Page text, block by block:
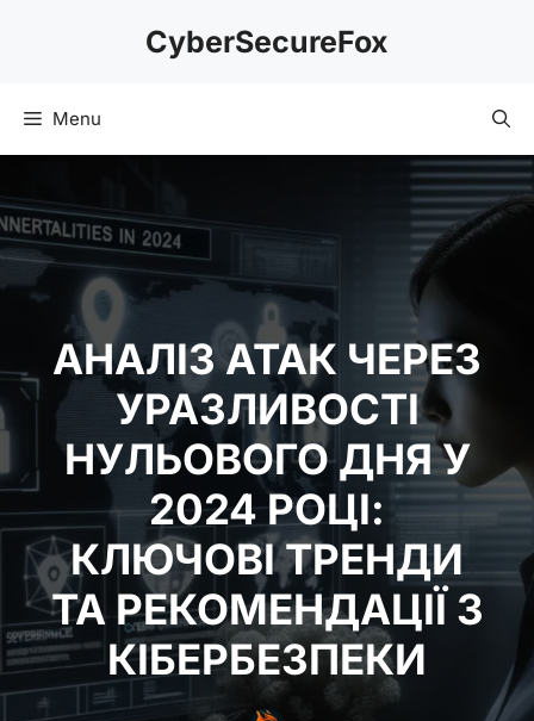
CyberSecureFox
Menu
АНАЛІЗ АТАК ЧЕРЕЗ
УРАЗЛИВОСТІ
НУЛЬОВОГО ДНЯ У
2024 РОЦІ:
КЛЮЧОВІ ТРЕНДИ
ТА РЕКОМЕНДАЦІЇ З
КІБЕРБЕЗПЕКИ